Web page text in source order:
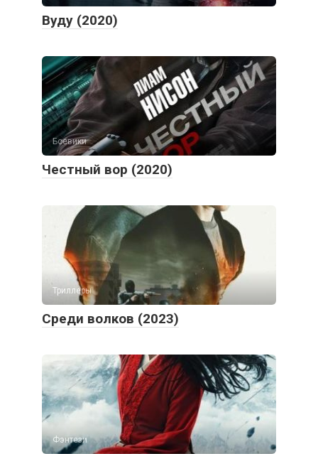
Вуду (2020)
Боевики
Честный вор (2020)
Триллеры
Среди волков (2023)
Фэнтези